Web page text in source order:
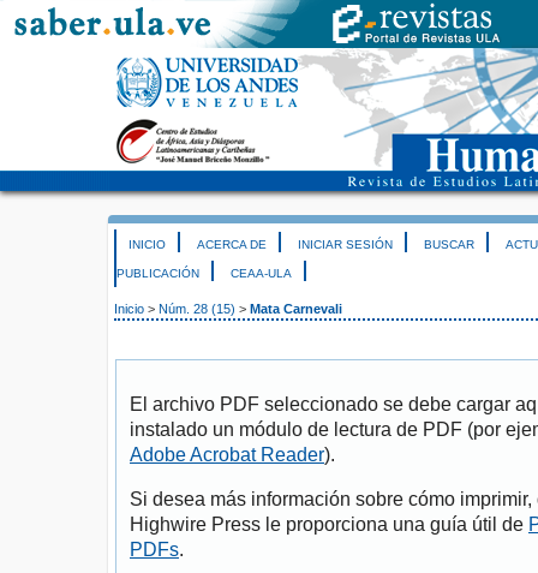
INICIO ACERCA DE INICIAR SESIÓN BUSCAR
PUBLICACIÓN CEAA-ULA
Inicio > Núm. 28 (15) > Mata Carnevali
El archivo PDF seleccionado se debe cargar
instalado un módulo de lectura de PDF (por
Adobe Acrobat Reader).
Si desea más información sobre cómo
Highwire Press le proporciona una guía útil de
PDFs.